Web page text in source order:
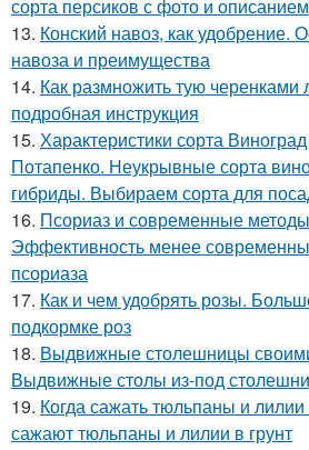
сорта персиков с фото и описанием
13. Конский навоз, как удобрение.
навоза и преимущества
14. Как размножить тую черенками
подробная инструкция
15. Характеристики сорта
Потапенко. Неукрывные сорта
гибриды. Выбираем сорта для
16. Псориаз и современные
Эффективность менее
псориаза
17. Как и чем удобрять розы.
подкормке роз
18. Выдвижные столешницы
Выдвижные столы из-под
19. Когда сажать тюльпаны и
сажают тюльпаны и лилии в грунт